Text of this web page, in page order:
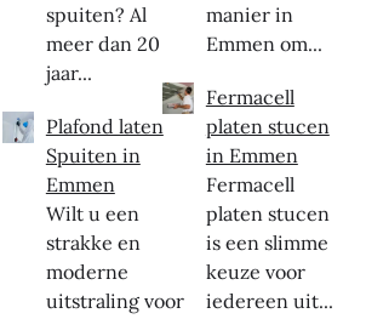
spuiten? Al
meer dan 20
jaar...
Plafond laten
Spuiten in
Emmen
Wilt u een
strakke en
moderne
uitstraling voor
manier in
Emmen om...
Fermacell
platen stucen
in Emmen
Fermacell
platen stucen
is een slimme
keuze voor
iedereen uit...